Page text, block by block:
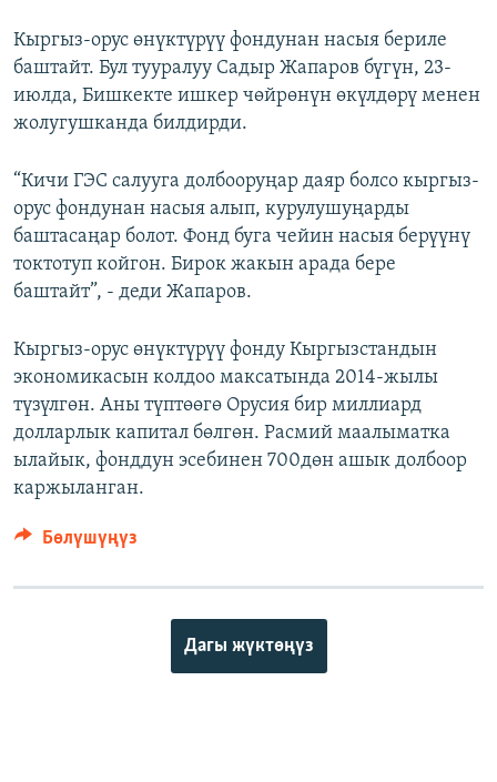
Кыргыз-орус өнүктүрүү фондунан насыя бериле
баштайт. Бул тууралуу Садыр Жапаров бүгүн, 23-
июлда, Бишкекте ишкер чөйрөнүн өкүлдөрү менен
жолугушканда билдирди.
“Кичи ГЭС салууга долбооруңар даяр болсо кыргыз-
орус фондунан насыя алып, курулушуңарды
баштасаңар болот. Фонд буга чейин насыя берүүнү
токтотуп койгон. Бирок жакын арада бере
баштайт”, - деди Жапаров.
Кыргыз-орус өнүктүрүү фонду Кыргызстандын
экономикасын колдоо максатында 2014-жылы
түзүлгөн. Аны түптөөгө Орусия бир миллиард
долларлык капитал бөлгөн. Расмий маалыматка
ылайык, фонддун эсебинен 700дөн ашык долбоор
каржыланган.
Бөлүшүңүз
Дагы жүктөңүз